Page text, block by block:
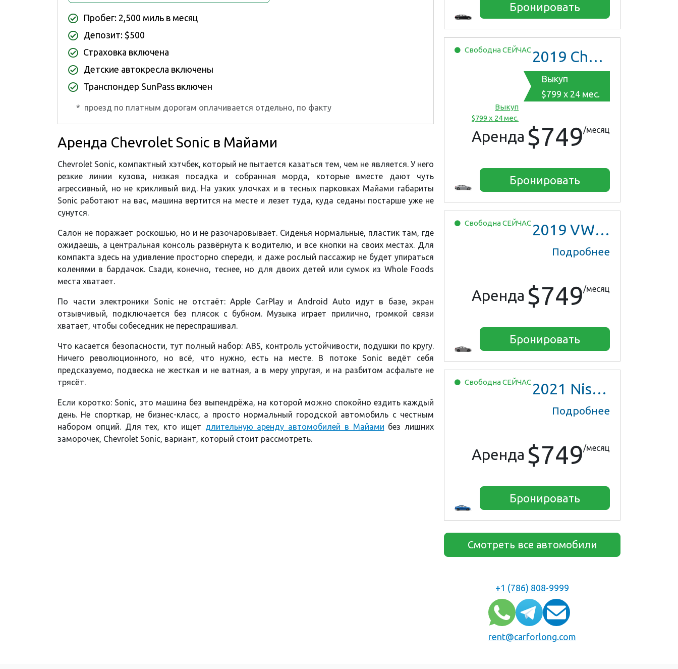
Бронировать
СвободнаСЕЙЧАС2019 Chevrolet Malibu
Выкуп
$799 x 24 мес.
Выкуп
$799 x 24 мес.
Аренда $749/месяц
Бронировать
СвободнаСЕЙЧАС2019 VW Jetta
Подробнее
Аренда $749/месяц
Бронировать
СвободнаСЕЙЧАС2021 Nissan Versa SV
Подробнее
Аренда $749/месяц
Бронировать
Смотреть все автомобили
+1 (786) 808-9999
rent@carforlong.com
Пробег: 2,500 миль в месяц
Депозит: $500
Страховка включена
Детские автокресла включены
Транспондер SunPass включен
* проезд по платным дорогам оплачивается отдельно, по факту
Аренда Chevrolet Sonic в Майами
Chevrolet Sonic, компактный хэтчбек, который не пытается казаться тем, чем не является. У него
резкие линии кузова, низкая посадка и собранная морда, которые вместе дают чуть
агрессивный, но не крикливый вид. На узких улочках и в тесных парковках Майами габариты
Sonic работают на вас, машина вертится на месте и лезет туда, куда седаны постарше уже не
сунутся.
Салон не поражает роскошью, но и не разочаровывает. Сиденья нормальные, пластик там, где
ожидаешь, а центральная консоль развёрнута к водителю, и все кнопки на своих местах. Для
компакта здесь на удивление просторно спереди, и даже рослый пассажир не будет упираться
коленями в бардачок. Сзади, конечно, теснее, но для двоих детей или сумок из Whole Foods
места хватает.
По части электроники Sonic не отстаёт: Apple CarPlay и Android Auto идут в базе, экран
отзывчивый, подключается без плясок с бубном. Музыка играет прилично, громкой связи
хватает, чтобы собеседник не переспрашивал.
Что касается безопасности, тут полный набор: ABS, контроль устойчивости, подушки по кругу.
Ничего революционного, но всё, что нужно, есть на месте. В потоке Sonic ведёт себя
предсказуемо, подвеска не жесткая и не ватная, а в меру упругая, и на разбитом асфальте не
трясёт.
Если коротко: Sonic, это машина без выпендрёжа, на которой можно спокойно ездить каждый
день. Не спорткар, не бизнес-класс, а просто нормальный городской автомобиль с честным
набором опций. Для тех, кто ищет
длительную аренду автомобилей в Майами без лишних
заморочек, Chevrolet Sonic, вариант, который стоит рассмотреть.